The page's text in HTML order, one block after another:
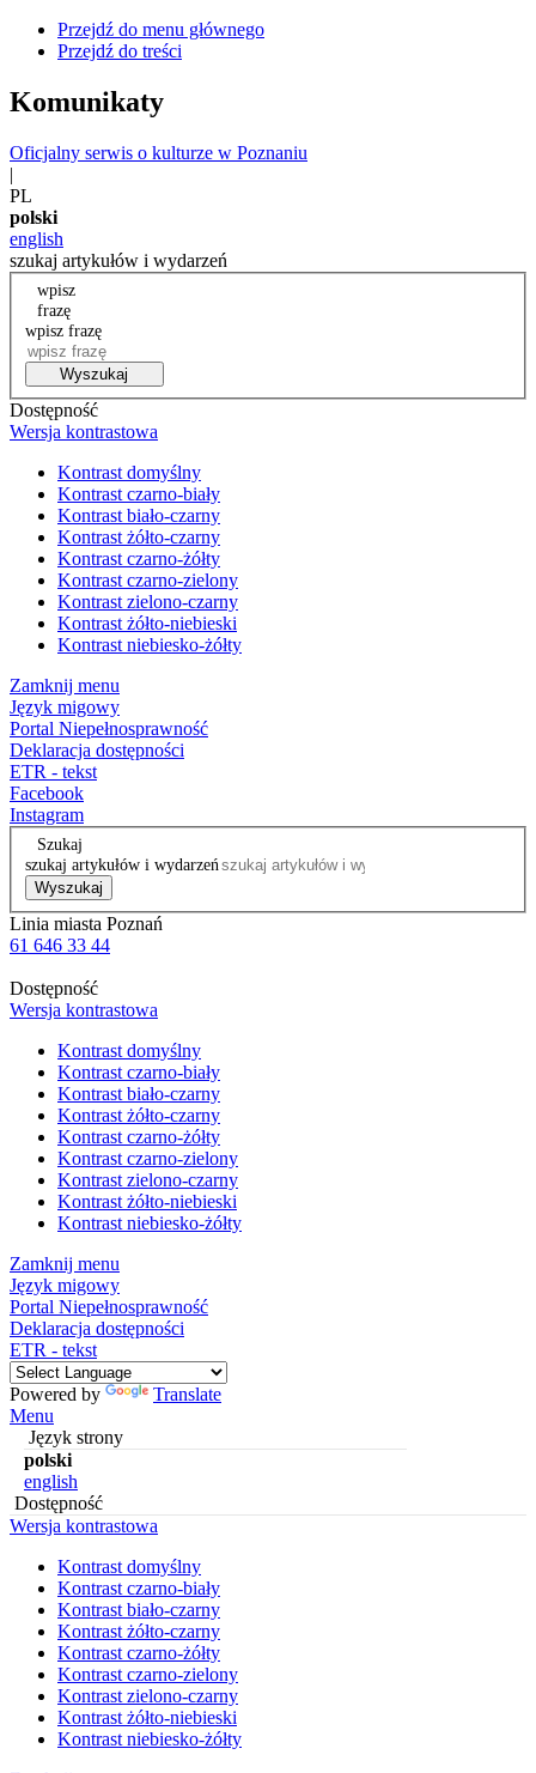
Przejdź do menu głównego
Przejdź do treści
Komunikaty
Oficjalny serwis o kulturze w Poznaniu
|
PL
polski
english
szukaj artykułów i wydarzeń
wpisz
frazę
wpisz frazę
Wyszukaj
Dostępność
Wersja kontrastowa
Kontrast domyślny
Kontrast czarno-biały
Kontrast biało-czarny
Kontrast żółto-czarny
Kontrast czarno-żółty
Kontrast czarno-zielony
Kontrast zielono-czarny
Kontrast żółto-niebieski
Kontrast niebiesko-żółty
Zamknij menu
Język migowy
Portal Niepełnosprawność
Deklaracja dostępności
ETR - tekst
Facebook
Instagram
Szukaj
szukaj artykułów i wydarzeń
Wyszukaj
Linia miasta Poznań
61 646 33 44
Dostępność
Wersja kontrastowa
Kontrast domyślny
Kontrast czarno-biały
Kontrast biało-czarny
Kontrast żółto-czarny
Kontrast czarno-żółty
Kontrast czarno-zielony
Kontrast zielono-czarny
Kontrast żółto-niebieski
Kontrast niebiesko-żółty
Zamknij menu
Język migowy
Portal Niepełnosprawność
Deklaracja dostępności
ETR - tekst
Powered by
Translate
Menu
Język strony
polski
english
Dostępność
Wersja kontrastowa
Kontrast domyślny
Kontrast czarno-biały
Kontrast biało-czarny
Kontrast żółto-czarny
Kontrast czarno-żółty
Kontrast czarno-zielony
Kontrast zielono-czarny
Kontrast żółto-niebieski
Kontrast niebiesko-żółty